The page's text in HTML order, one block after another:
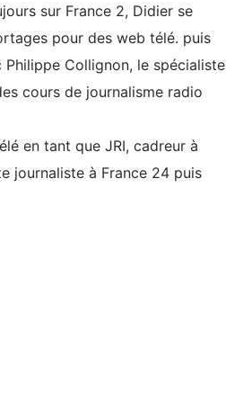
sur France 2, Didier se
pour des web télé. puis
Philippe Collignon, le spécialiste
cours de journalisme radio
en tant que JRI, cadreur à
journaliste à France 24 puis